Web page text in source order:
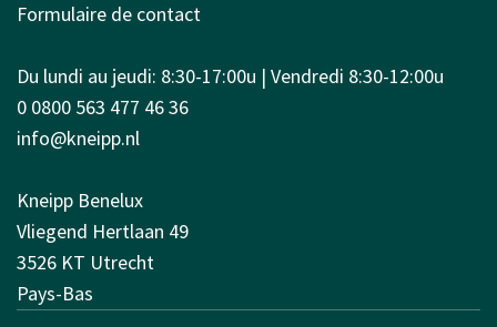
Formulaire de contact
Du lundi au jeudi: 8:30-17:00u | Vendredi 8:30-12:00u
0 0800 563 477 46 36
info@kneipp.nl
Kneipp Benelux
Vliegend Hertlaan 49
3526 KT Utrecht
Pays-Bas